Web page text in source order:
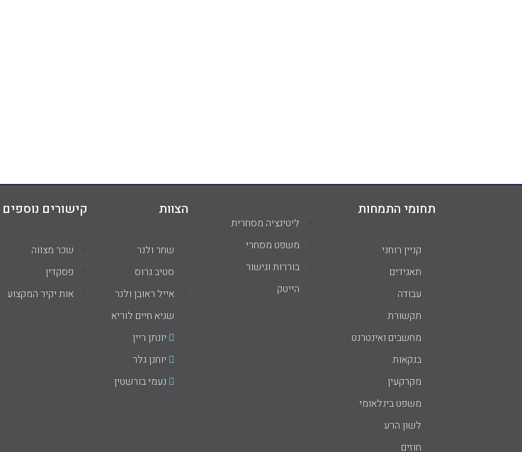
תחומי התמחות
קניין רוחני
תאגידים
עבודה
תקשורת
מחשבים ואינטרנט
בנקאות
מקרקעין
משפט בינלאומי
לשון הרע
חוזים
ליטיגציה מסחרית
משפט מסחרי
בוררות וגישור
הייטק
הצוות
שחר ולנר
סטיב גרוס
אייל ראובן ולנר
שגיא חיים לוריא
יונתן ריין
יוחנן גלר
נעמי בורשטין
קישורים נוספים
שכר מצווה
פסקדין
אות יקיר המקצוע